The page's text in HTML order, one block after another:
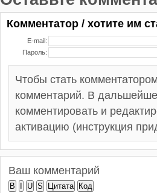
Комментатор / хотите им
E-mail:
Пароль:
Чтобы стать
комментарий. В
комментировать и
активацию (инструкция
Ваш комментарий
B U S Цитата Код